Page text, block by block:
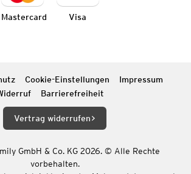
Mastercard Visa
Cookie-Einstellungen
Impressum
Barrierefreiheit
Vertrag widerrufen
GmbH & Co. KG 2026. © Alle Rechte
vorbehalten.